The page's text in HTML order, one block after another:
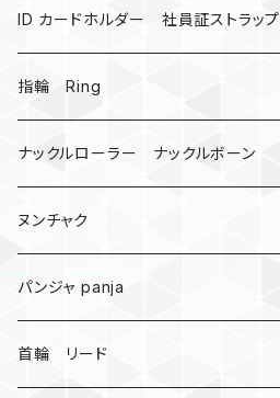
ミツバチ
AirTag
戦国武将、侍
悪魔の鍵
爬虫類、蛇
DNA 螺旋
受注作成_名入り、ネーム
ID カードホルダー 社員証ストラップ
指輪 Ring
ナックルローラー ナックルボーン
ヌンチャク
パンジャ panja
首輪 リード